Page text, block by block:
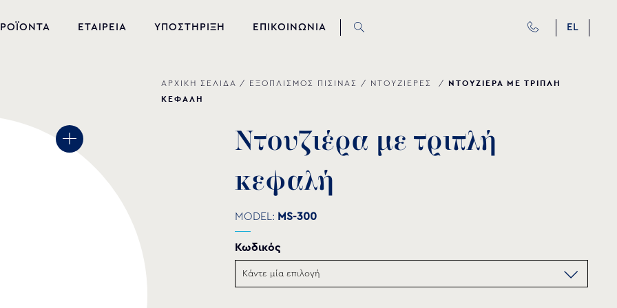
EL
ΕΤΑΙΡΕΙΑ ΥΠΟΣΤΗΡΙΞΗ ΕΠΙΚΟΙΝΩΝΙΑ
ΑΡΧΙΚΗ ΣΕΛΙΔΑ / ΕΞΟΠΛΙΣΜΟΣ ΠΙΣΙΝΑΣ / ΝΤΟΥΖΙΕΡΕΣ / ΝΤΟΥΖΙΕΡΑ ΜΕ ΤΡΙΠΛΗ
ΚΕΦΑΛΗ
Ντουζιέρα με τριπλή
κεφαλή
MODEL: MS-300
Κωδικός